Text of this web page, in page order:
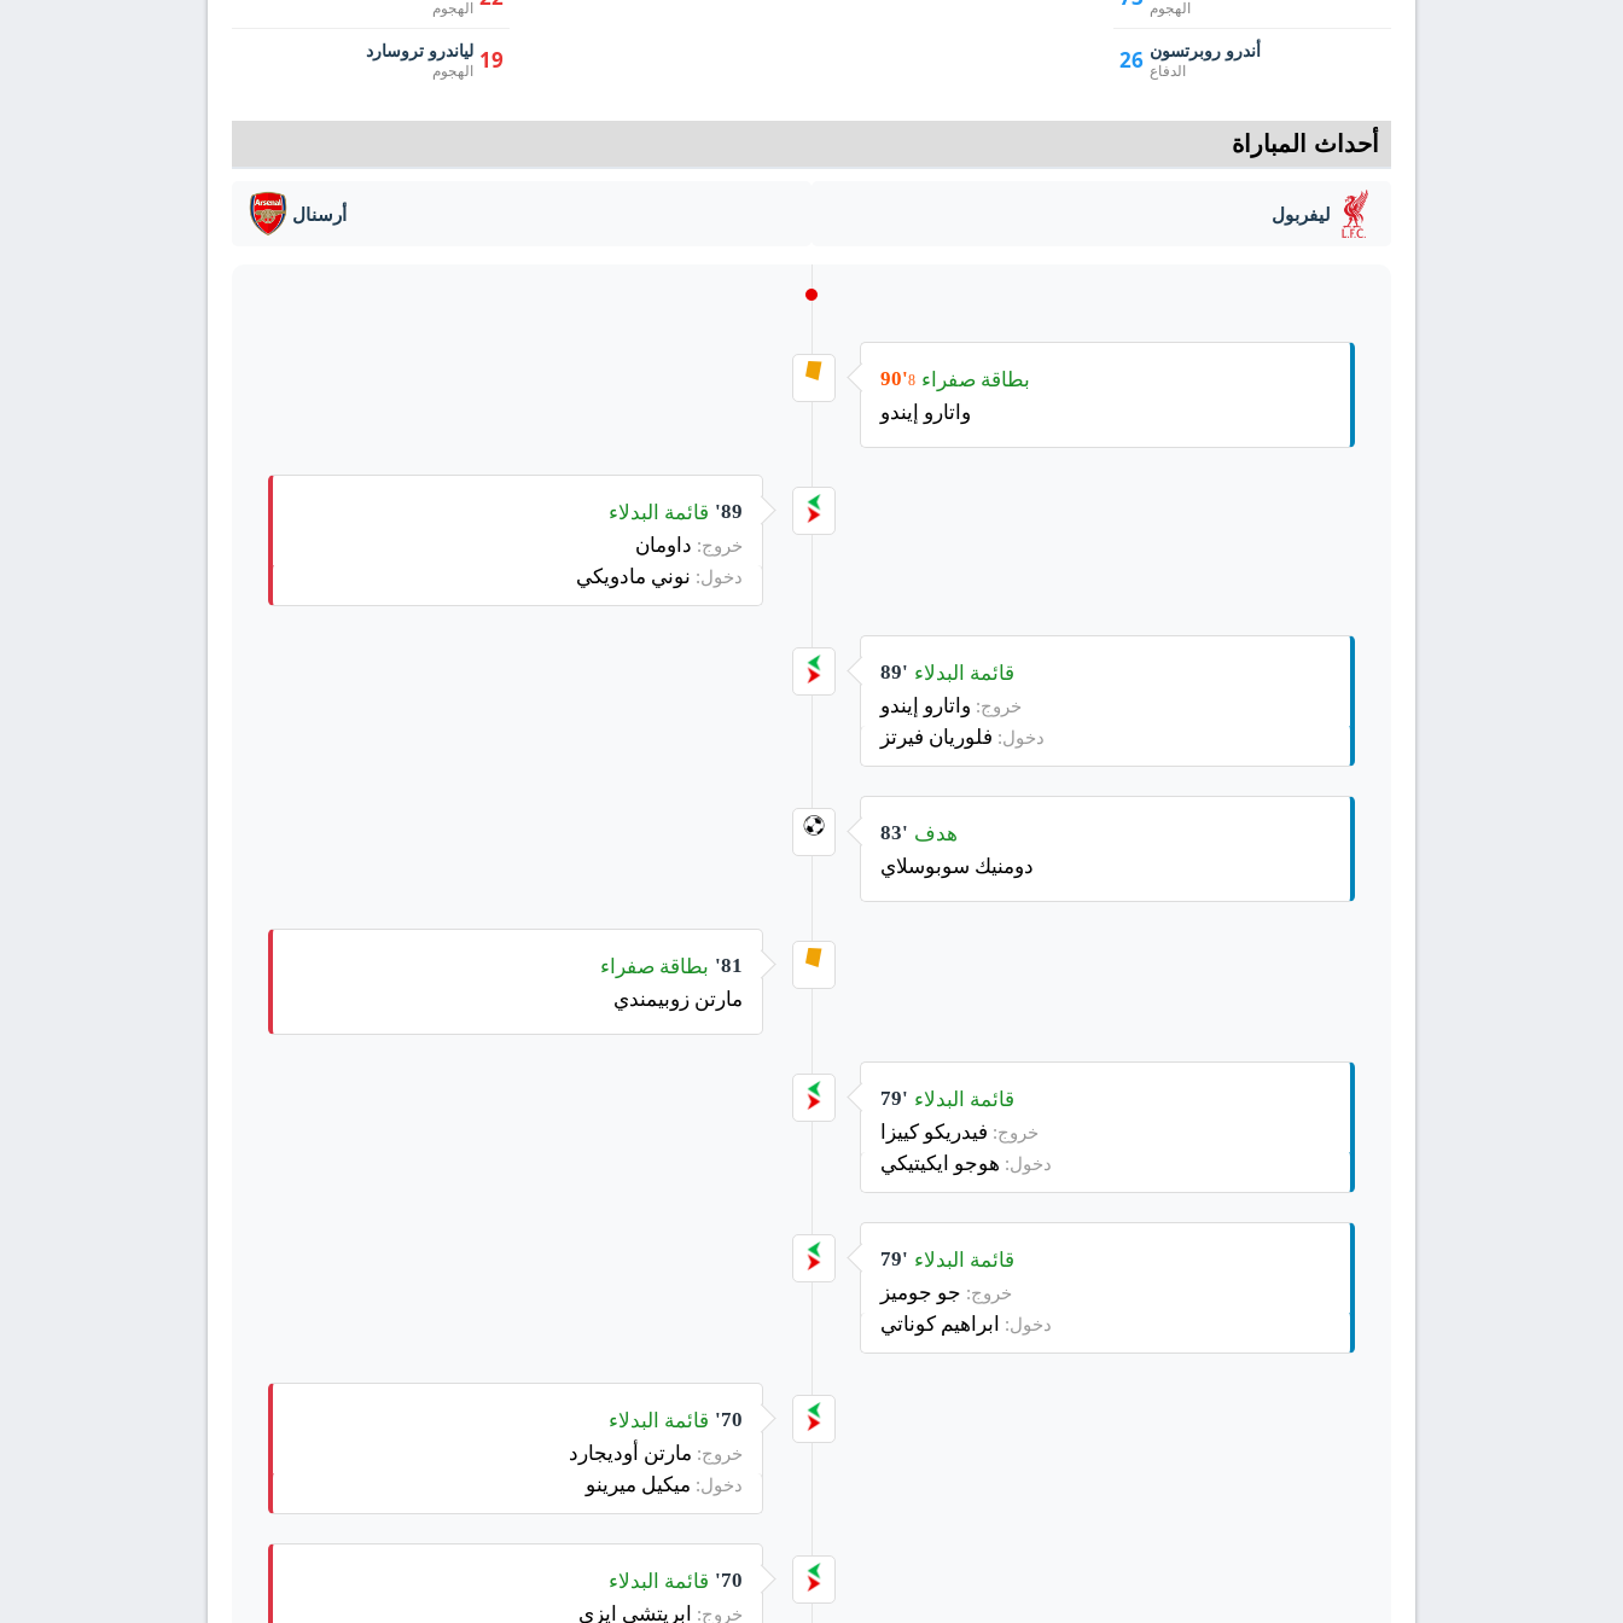
الهجوم
26 أندرو روبرتسون
الدفاع
الهجوم
19 لياندرو تروسارد
الهجوم
أحداث المباراة
ليفربول أرسنال
90'8 بطاقة صفراء
واتارو إيندو
89' قائمة البدلاء
خروج: داومان
دخول: نوني مادويكي
89' قائمة البدلاء
خروج: واتارو إيندو
دخول: فلوريان فيرتز
83' هدف
دومنيك سوبوسلاي
81' بطاقة صفراء
مارتن زوبيمندي
79' قائمة البدلاء
خروج: فيدريكو كييزا
دخول: هوجو ايكيتيكي
79' قائمة البدلاء
خروج: جو جوميز
دخول: ابراهيم كوناتي
70' قائمة البدلاء
خروج: مارتن أوديجارد
دخول: ميكيل ميرينو
70' قائمة البدلاء
خروج: ابريتشي ايزي